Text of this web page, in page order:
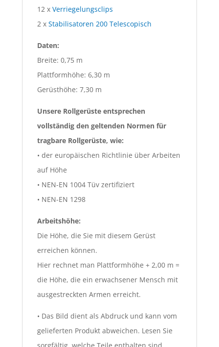
12 x Verriegelungsclips
2 x Stabilisatoren 200 Telescopisch
Daten:
Breite: 0,75 m
Plattformhöhe: 6,30 m
Gerüsthöhe: 7,30 m
Unsere Rollgerüste entsprechen
vollständig den geltenden Normen für
tragbare Rollgerüste, wie:
• der europäischen Richtlinie über Arbeiten
auf Höhe
• NEN-EN 1004 Tüv zertifiziert
• NEN-EN 1298
Arbeitshöhe:
Die Höhe, die Sie mit diesem Gerüst
erreichen können.
Hier rechnet man Plattformhöhe + 2,00 m =
die Höhe, die ein erwachsener Mensch mit
ausgestreckten Armen erreicht.
• Das Bild dient als Abdruck und kann vom
gelieferten Produkt abweichen. Lesen Sie